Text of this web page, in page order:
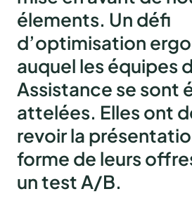
élements. Un défi
d’optimisation
auquel les équipes
Assistance se sont
attelées. Elles ont
revoir la
forme de leurs
un test A/B.